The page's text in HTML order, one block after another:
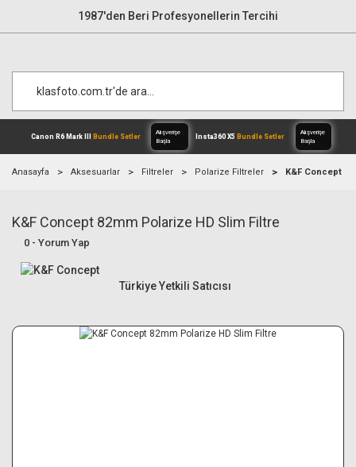
1987'den Beri Profesyonellerin Tercihi
Canon R6 Mark IIIBundle Setler
Alışverişe
Anasayfa Aksesuarlar Filtreler Polarize Filtreler K&F Concept
K&F Concept 82mm Polarize HD Slim Filtre
0 - Yorum Yap
Türkiye Yetkili Satıcısı